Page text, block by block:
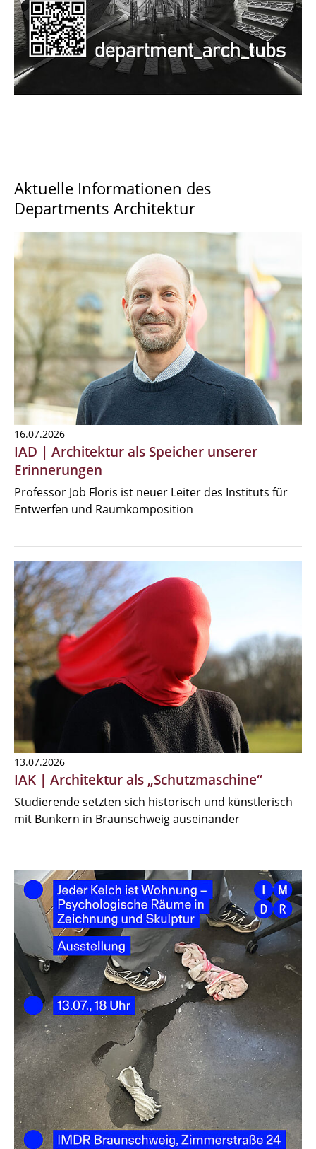
Aktuelle Informationen des
Departments Architektur
16.07.2026
IAD | Architektur als Speicher unserer
Erinnerungen
Professor Job Floris ist neuer Leiter des Instituts für
Entwerfen und Raumkomposition
13.07.2026
IAK | Architektur als „Schutzmaschine“
Studierende setzten sich historisch und künstlerisch
mit Bunkern in Braunschweig auseinander